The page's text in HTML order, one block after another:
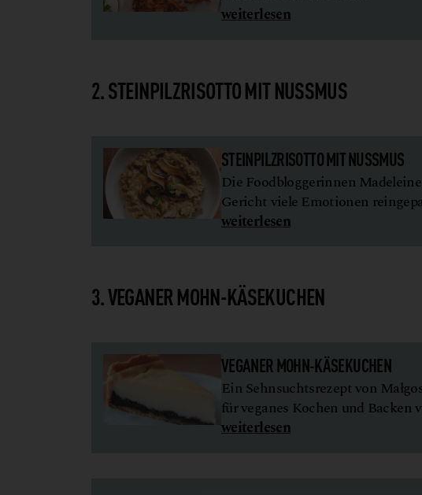
weiterlesen
2. STEINPILZRISOTTO MIT NUSSMUS
STEINPILZRISOTTO MIT NUSSMUS
Die Foodbloggerinnen
Gericht viele Emotionen
weiterlesen
3. VEGANER MOHN-KÄSEKUCHEN
VEGANER MOHN-KÄSEKUCHEN
Ein Sehnsuchtsrezept von
für veganes Kochen und Backen
weiterlesen